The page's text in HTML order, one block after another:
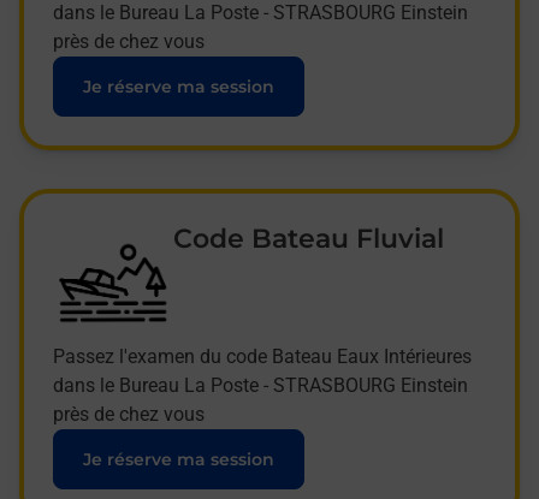
dans le Bureau La Poste - STRASBOURG Einstein
près de chez vous
Je réserve ma session
Code Bateau Fluvial
Passez l'examen du code Bateau Eaux Intérieures
dans le Bureau La Poste - STRASBOURG Einstein
près de chez vous
Je réserve ma session